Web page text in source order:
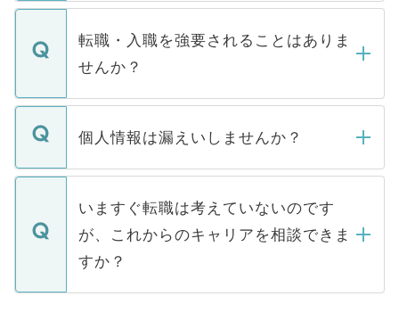
ます。通常、5営業日以内にはご連絡をせて
いただきますので、しばらくお待ちくださ
マイナビDOCTORで取り扱っている求人の
うち約3割は、Webサイトからご覧いただ
けない「非公開求人」です。非公開求人は
下記の理由によって、一般には公開してい
ません。
■応募殺到を避けるため 人気のある医療機
関を公にしてしまうと、応募が殺到する場
に、医療機関が求める条件に合った人材の
みを人材紹介会社に依頼するケースが増え
ています。
転職・入職を強要されることはありま
せんか？
転職・入職を強要することは一切ありませ
ん。また、仮に応募先から内定をいただい
定を承諾する必要はありません。内定先へ
の辞退の連絡はキャリアパートナーが行い
個人情報は漏えいしませんか？
個人情報が漏えいすることはありませんの
で、ご安心ください。当サイトからの登録
などで収集したご登録者様の個人情報は、
ご本人のキャリアアップおよび転職活動の
支援を目的に使用いたします。お預かりし
ているすべての個人データはご本人の許可
いますぐ転職は考えていないのです
が、これからのキャリアを相談できま
すか？